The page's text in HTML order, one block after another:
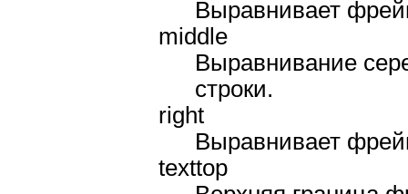
Выравнивает
middle
Выравнивание
строки.
right
Выравнивает
texttop